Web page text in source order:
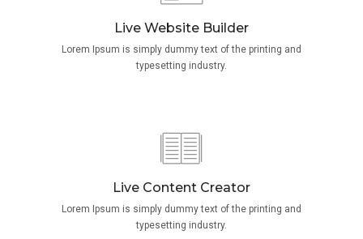
Live Website Builder
Lorem Ipsum is simply dummy text of the printing and
typesetting industry.
Live Content Creator
Lorem Ipsum is simply dummy text of the printing and
typesetting industry.